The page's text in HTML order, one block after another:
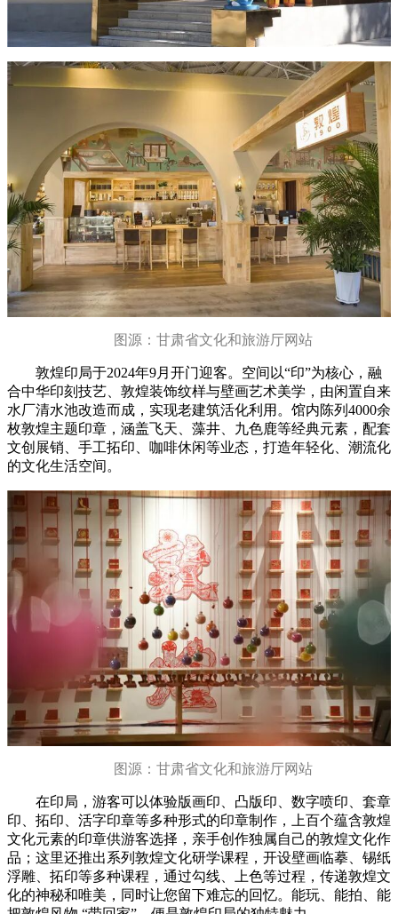
图源：甘肃省文化和旅游厅网站
敦煌印局于2024年9月开门迎客。空间以“印”为核心，融
合中华印刻技艺、敦煌装饰纹样与壁画艺术美学，由闲置自来
水厂清水池改造而成，实现老建筑活化利用。馆内陈列4000余
枚敦煌主题印章，涵盖飞天、藻井、九色鹿等经典元素，配套
文创展销、手工拓印、咖啡休闲等业态，打造年轻化、潮流化
的文化生活空间。
图源：甘肃省文化和旅游厅网站
在印局，游客可以体验版画印、凸版印、数字喷印、套章
印、拓印、活字印章等多种形式的印章制作，上百个蕴含敦煌
文化元素的印章供游客选择，亲手创作独属自己的敦煌文化作
品；这里还推出系列敦煌文化研学课程，开设壁画临摹、锡纸
浮雕、拓印等多种课程，通过勾线、上色等过程，传递敦煌文
化的神秘和唯美，同时让您留下难忘的回忆。能玩、能拍、能